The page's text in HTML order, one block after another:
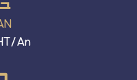
/ An